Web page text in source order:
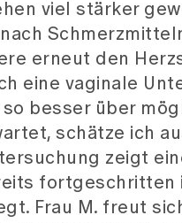
viel stärker
erneut den
eine vaginale
besser über
schätze ich
zeigt
fortgeschritten
Frau M. freut